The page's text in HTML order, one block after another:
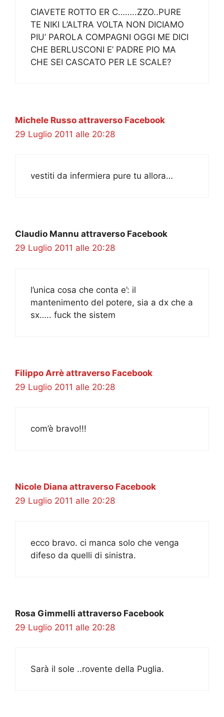
CIAVETE ROTTO ER C……..ZZO..PURE
TE NIKI L’ALTRA VOLTA NON DICIAMO
PIU’ PAROLA COMPAGNI OGGI ME DICI
CHE BERLUSCONI E’ PADRE PIO MA
CHE SEI CASCATO PER LE SCALE?
Michele Russo attraverso Facebook
29 Luglio 2011 alle 20:28
vestiti da infermiera pure tu allora…
Claudio Mannu attraverso Facebook
29 Luglio 2011 alle 20:28
l’unica cosa che conta e’: il
mantenimento del potere, sia a dx che a
sx….. fuck the sistem
Filippo Arrè attraverso Facebook
29 Luglio 2011 alle 20:28
com’è bravo!!!
Nicole Diana attraverso Facebook
29 Luglio 2011 alle 20:28
ecco bravo. ci manca solo che venga
difeso da quelli di sinistra.
Rosa Gimmelli attraverso Facebook
29 Luglio 2011 alle 20:28
Sarà il sole ..rovente della Puglia.